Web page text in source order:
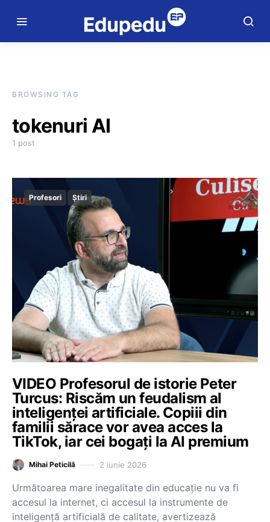
BROWSING TAG
tokenuri AI
1 post
Profesori Știri
VIDEO Profesorul de istorie Peter
Turcus: Riscăm un feudalism al
inteligenței artificiale. Copiii din
familii sărace vor avea acces la
TikTok, iar cei bogați la AI premium
Mihai Peticilă 2 iunie 2026
Următoarea mare inegalitate din educație nu va fi
accesul la internet, ci accesul la instrumente de
inteligență artificială de calitate, avertizează